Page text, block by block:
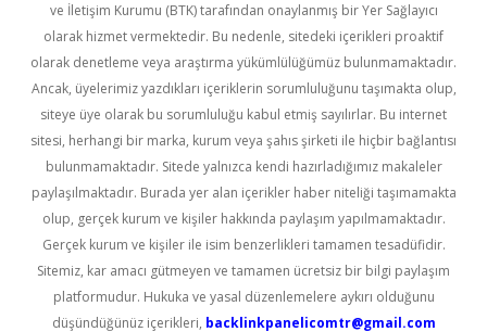
ve İletişim Kurumu (BTK) tarafından onaylanmış bir Yer Sağlayıcı
olarak hizmet vermektedir. Bu nedenle, sitedeki içerikleri proaktif
olarak denetleme veya araştırma yükümlülüğümüz bulunmamaktadır.
Ancak, üyelerimiz yazdıkları içeriklerin sorumluluğunu taşımakta olup,
siteye üye olarak bu sorumluluğu kabul etmiş sayılırlar. Bu internet
sitesi, herhangi bir marka, kurum veya şahıs şirketi ile hiçbir bağlantısı
bulunmamaktadır. Sitede yalnızca kendi hazırladığımız makaleler
paylaşılmaktadır. Burada yer alan içerikler haber niteliği taşımamakta
olup, gerçek kurum ve kişiler hakkında paylaşım yapılmamaktadır.
Gerçek kurum ve kişiler ile isim benzerlikleri tamamen tesadüfidir.
Sitemiz, kar amacı gütmeyen ve tamamen ücretsiz bir bilgi paylaşım
platformudur. Hukuka ve yasal düzenlemelere aykırı olduğunu
düşündüğünüz içerikleri, backlinkpanelicomtr@gmail.com